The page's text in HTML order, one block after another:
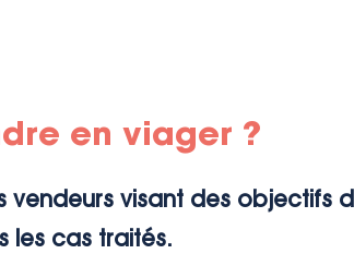
en viager ?
visant des objectifs
les cas traités.